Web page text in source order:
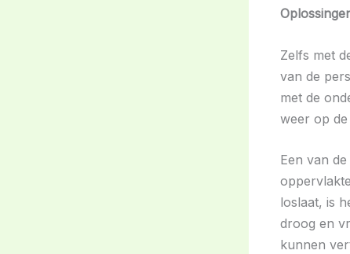
Zelfs met
van de
met de
weer op
Een van
loslaat, is
droog en
kunnen